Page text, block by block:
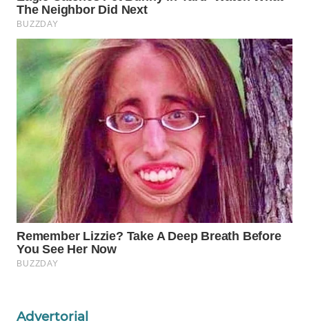
Advertorial
WAHANA
WAHANA
LISTRIK
WAHANA
TRAVEL
WAHANA
TV
WAHANANEWS
ID
WAHANANEWS